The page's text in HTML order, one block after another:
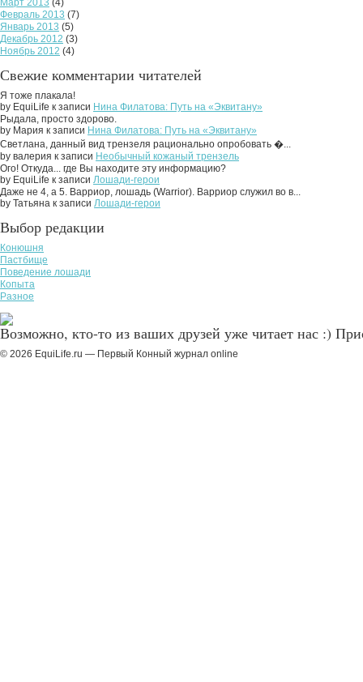
Февраль 2013 (7)
Январь 2013 (5)
Декабрь 2012 (3)
Ноябрь 2012 (4)
Свежие комментарии читателей
Я тоже плакала!
by EquiLife к записи Нина Филатова: Путь на «Эквитану»
Рыдала, просто здорово.
by Мария к записи Нина Филатова: Путь на «Эквитану»
Светлана, данный вид трензеля рационально опробовать �...
by валерия к записи Необычный кожаный трензель
Ого! Откуда... где Вы находите эту информацию?
by EquiLife к записи Лошади-герои
Даже не 4, а 5. Варриор, лошадь (Warrior). Варриор служил во в...
by Татьяна к записи Лошади-герои
Выбор редакции
Конюшня
Пастбище
Поведение лошади
Копыта
Разное
Возможно, кто-то из ваших друзей уже читает нас :)
© 2026 EquiLife.ru — Первый Конный журнал online